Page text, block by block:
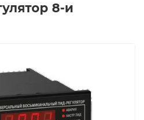
8-и